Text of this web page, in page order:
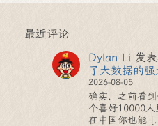
最近评论
Dylan Li 发
了大数据的强
2026-08-05
确实，之前看
个喜好10000人
在中国你也能